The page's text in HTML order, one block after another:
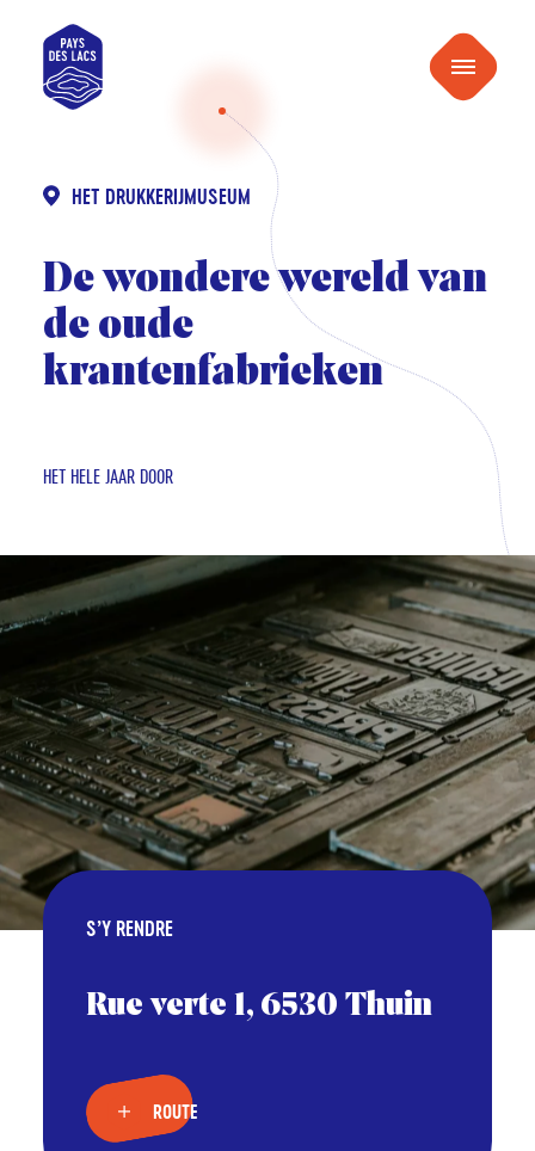
Pays
des
Menu
HET DRUKKERIJMUSEUM
De wondere wereld van
de oude
krantenfabrieken
HET HELE JAAR DOOR
S’Y RENDRE
Rue verte 1, 6530 Thuin
ROUTE